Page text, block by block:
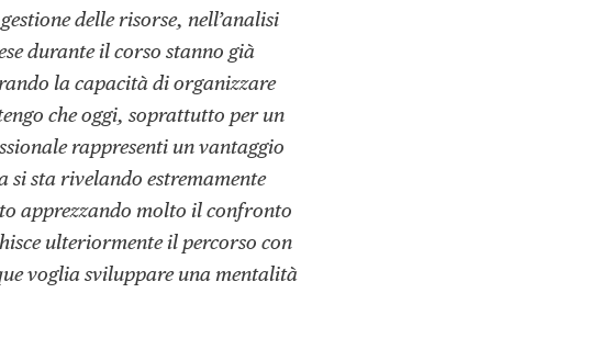
delle risorse, nell’analisi
durante il corso stanno già
la capacità di organizzare
che oggi, soprattutto per un
rappresenti un vantaggio
sta rivelando estremamente
apprezzando molto il confronto
ulteriormente il percorso con
voglia sviluppare una mentalità